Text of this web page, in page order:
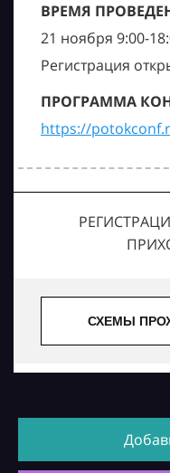
ВРЕМЯ
21 ноября 9:00-
Регистрация
ПРОГРАММА
https://
СХЕМЫ